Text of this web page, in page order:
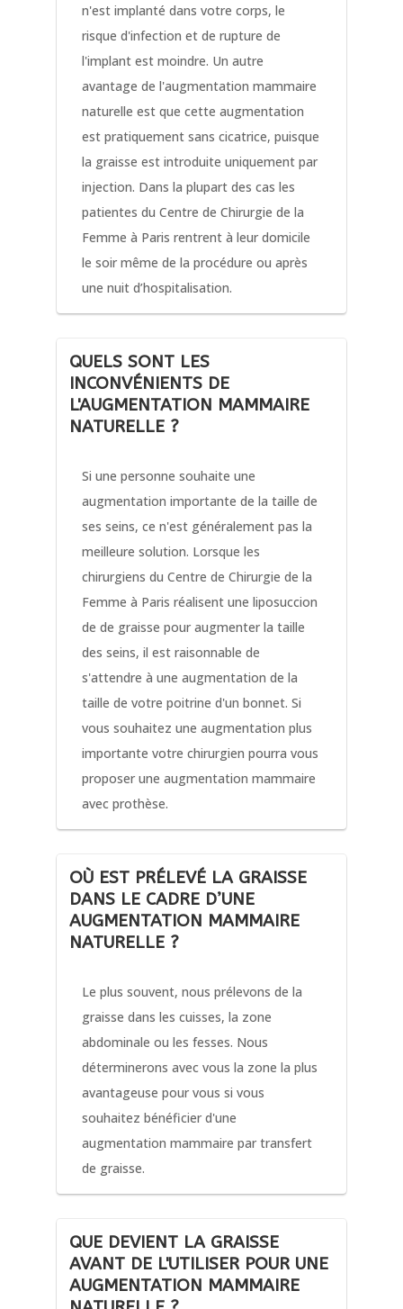
n'est implanté dans votre corps, le
risque d'infection et de rupture de
l'implant est moindre. Un autre
avantage de l'augmentation mammaire
naturelle est que cette augmentation
est pratiquement sans cicatrice, puisque
la graisse est introduite uniquement par
injection. Dans la plupart des cas les
patientes du Centre de Chirurgie de la
Femme à Paris rentrent à leur domicile
le soir même de la procédure ou après
une nuit d’hospitalisation.
QUELS SONT LES
INCONVÉNIENTS DE
L'AUGMENTATION MAMMAIRE
NATURELLE ?
Si une personne souhaite une
augmentation importante de la taille de
ses seins, ce n'est généralement pas la
meilleure solution. Lorsque les
chirurgiens du Centre de Chirurgie de la
Femme à Paris réalisent une liposuccion
de de graisse pour augmenter la taille
des seins, il est raisonnable de
s'attendre à une augmentation de la
taille de votre poitrine d'un bonnet. Si
vous souhaitez une augmentation plus
importante votre chirurgien pourra vous
proposer une augmentation mammaire
avec prothèse.
OÙ EST PRÉLEVÉ LA GRAISSE
DANS LE CADRE D’UNE
AUGMENTATION MAMMAIRE
NATURELLE ?
Le plus souvent, nous prélevons de la
graisse dans les cuisses, la zone
abdominale ou les fesses. Nous
déterminerons avec vous la zone la plus
avantageuse pour vous si vous
souhaitez bénéficier d'une
augmentation mammaire par transfert
de graisse.
QUE DEVIENT LA GRAISSE
AVANT DE L'UTILISER POUR UNE
AUGMENTATION MAMMAIRE